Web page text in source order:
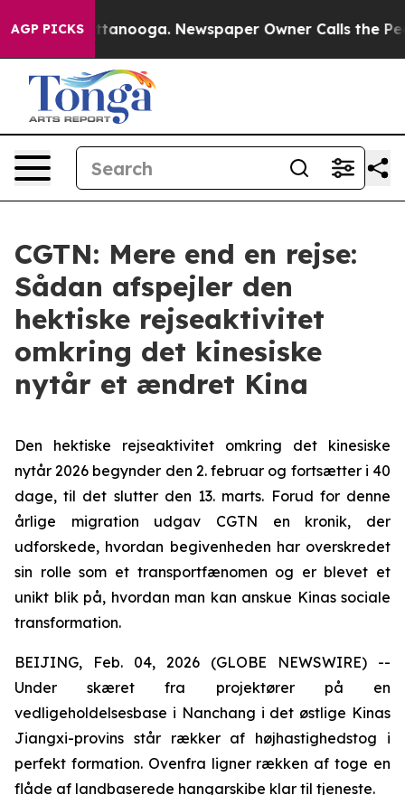
AGP PICKS
in Chattanooga. Newspaper Owner Calls the
CGTN: Mere end en rejse:
Sådan afspejler den
hektiske rejseaktivitet
omkring det kinesiske
nytår et ændret Kina
Den hektiske rejseaktivitet omkring det kinesiske
nytår 2026 begynder den 2. februar og fortsætter i 40
dage, til det slutter den 13. marts. Forud for denne
årlige migration udgav CGTN en kronik, der
udforskede, hvordan begivenheden har overskredet
sin rolle som et transportfænomen og er blevet et
unikt blik på, hvordan man kan anskue Kinas sociale
transformation.
BEIJING, Feb. 04, 2026 (GLOBE NEWSWIRE) --
Under skæret fra projektører på en
vedligeholdelsesbase i Nanchang i det østlige Kinas
Jiangxi-provins står rækker af højhastighedstog i
perfekt formation. Ovenfra ligner rækken af toge en
flåde af landbaserede hangarskibe klar til tjeneste.